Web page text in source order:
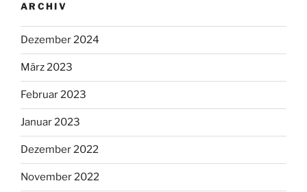
ARCHIV
Dezember 2024
März 2023
Februar 2023
Januar 2023
Dezember 2022
November 2022